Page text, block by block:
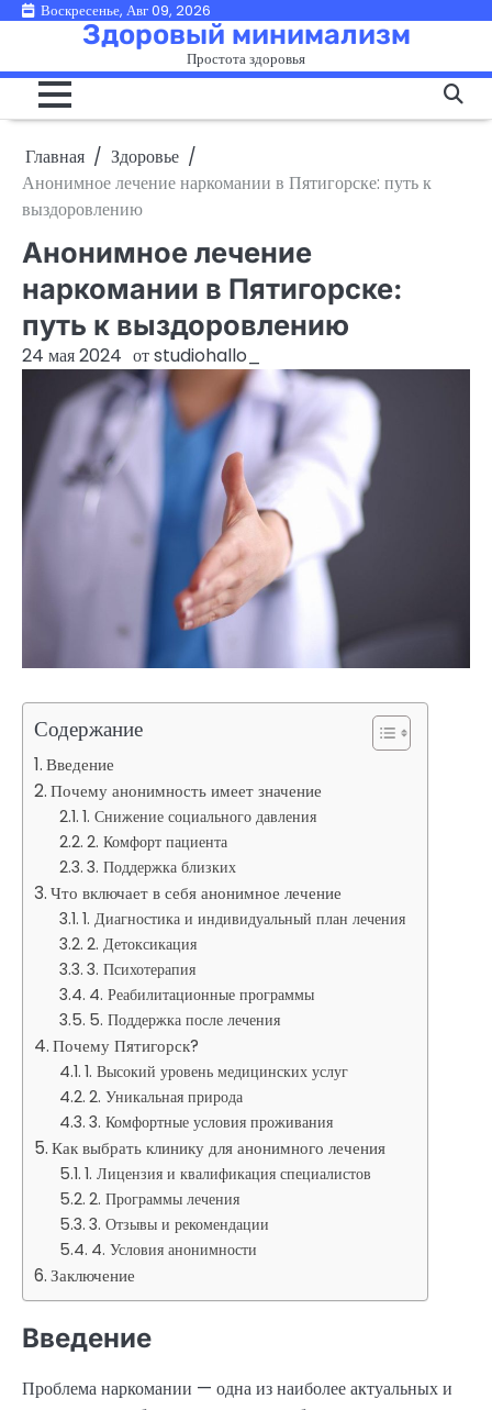
ПерейтиВоскресенье, Авг 09, 2026
Здоровый минимализм
Простота здоровья
Главная
Здоровье
Анонимное лечение наркомании в Пятигорске: путь к
выздоровлению
Анонимное лечение
наркомании в Пятигорске:
путь к выздоровлению
24 мая 2024 отstudiohallo_
Содержание
Введение
Почему анонимность имеет значение
1. Снижение социального давления
2. Комфорт пациента
3. Поддержка близких
Что включает в себя анонимное лечение
1. Диагностика и индивидуальный план лечения
2. Детоксикация
3. Психотерапия
4. Реабилитационные программы
5. Поддержка после лечения
Почему Пятигорск?
1. Высокий уровень медицинских услуг
2. Уникальная природа
3. Комфортные условия проживания
Как выбрать клинику для анонимного лечения
1. Лицензия и квалификация специалистов
2. Программы лечения
3. Отзывы и рекомендации
4. Условия анонимности
Заключение
Введение
Проблема наркомании — одна из наиболее актуальных и